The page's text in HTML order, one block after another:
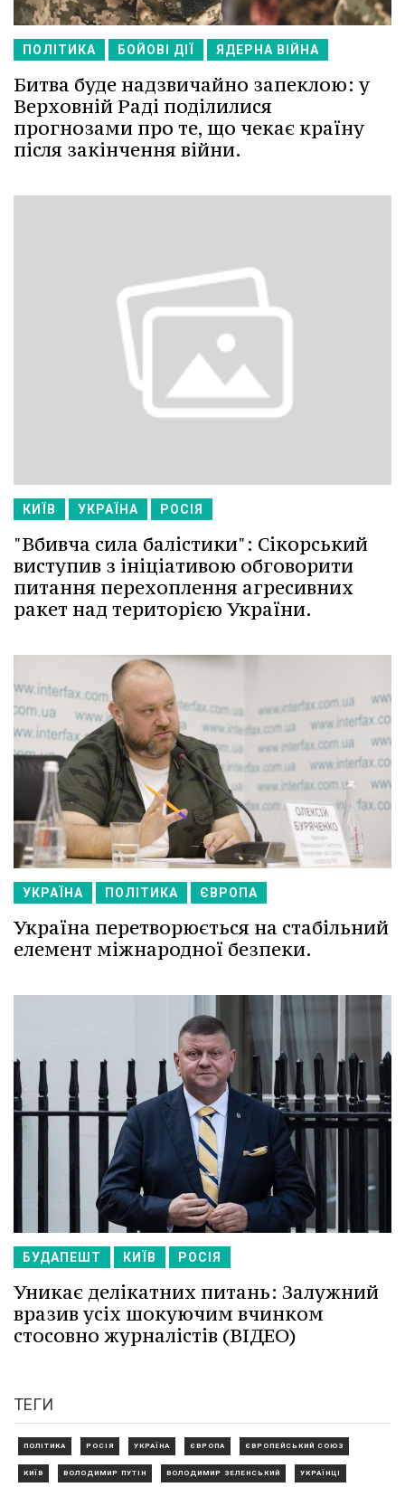
ПОЛІТИКА БОЙОВІ ДІЇ ЯДЕРНА ВІЙНА
Битва буде надзвичайно запеклою: у
Верховній Раді поділилися
прогнозами про те, що чекає країну
після закінчення війни.
КИЇВ УКРАЇНА РОСІЯ
"Вбивча сила балістики": Сікорський
виступив з ініціативою обговорити
питання перехоплення агресивних
ракет над територією України.
УКРАЇНА ПОЛІТИКА ЄВРОПА
Україна перетворюється на стабільний
елемент міжнародної безпеки.
БУДАПЕШТ КИЇВ РОСІЯ
Уникає делікатних питань: Залужний
вразив усіх шокуючим вчинком
стосовно журналістів (ВІДЕО)
ТЕГИ
ПОЛІТИКА РОСІЯ УКРАЇНА ЄВРОПА ЄВРОПЕЙСЬКИЙ СОЮЗ
КИЇВ ВОЛОДИМИР ПУТІН ВОЛОДИМИР ЗЕЛЕНСЬКИЙ УКРАЇНЦІ